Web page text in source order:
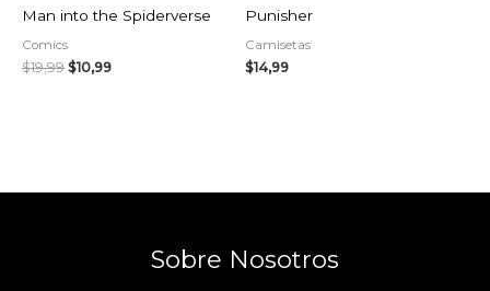
Man into the Spiderverse
Comics
$19,99 $10,99
Punisher
Camisetas
$14,99
Sobre Nosotros